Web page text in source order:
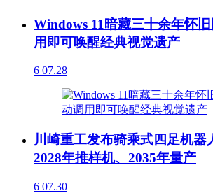
Windows 11暗藏三十余年怀
用即可唤醒经典视觉遗产
6 07.28
川崎重工发布骑乘式四足机器
2028年推样机、2035年量产
6 07.30